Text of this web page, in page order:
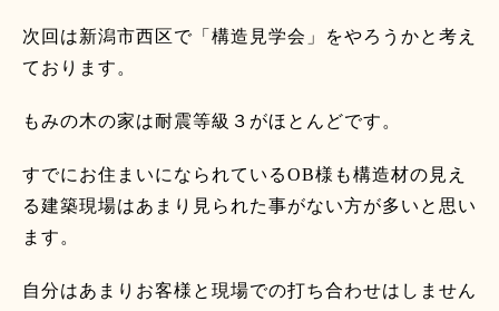
次回は新潟市西区で「構造見学会」をやろうかと考え
ております。
もみの木の家は耐震等級３がほとんどです。
すでにお住まいになられているOB様も構造材の見え
る建築現場はあまり見られた事がない方が多いと思い
ます。
自分はあまりお客様と現場での打ち合わせはしません